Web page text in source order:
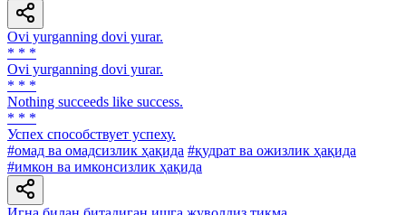
Ovi yurganning dovi yurar.
* * *
Ovi yurganning dovi yurar.
* * *
Nothing succeeds like success.
* * *
Успех способствует успеху.
#омад ва омадсизлик ҳақида #қудрат ва ожизлик ҳақида
#имкон ва имконсизлик ҳақида